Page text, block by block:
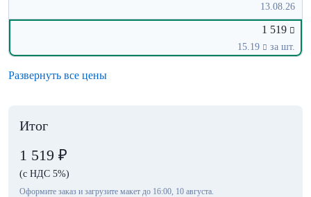
13.08.26
1 519
15.19 за шт.
Развернуть все цены
Итог
1 519 ₽
(с НДС 5%)
Оформите заказ и загрузите макет до 16:00, 10 августа.